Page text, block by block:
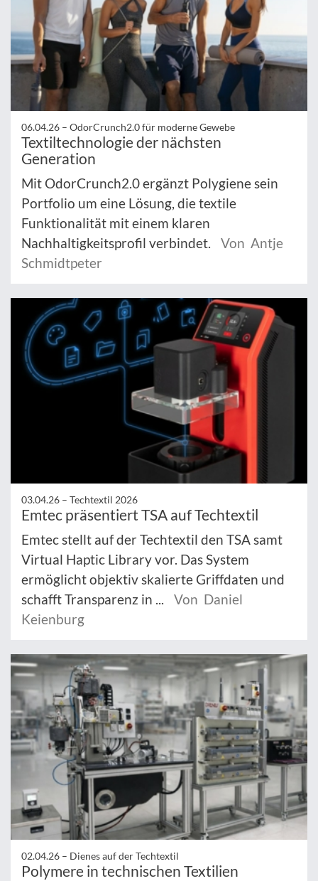
06.04.26 – OdorCrunch2.0 für moderne Gewebe
Textiltechnologie der nächsten
Generation
Mit OdorCrunch2.0 ergänzt Polygiene sein
Portfolio um eine Lösung, die textile
Funktionalität mit einem klaren
Nachhaltigkeitsprofil verbindet.
Von Antje
Schmidtpeter
03.04.26 – Techtextil 2026
Emtec präsentiert TSA auf Techtextil
Emtec stellt auf der Techtextil den TSA samt
Virtual Haptic Library vor. Das System
ermöglicht objektiv skalierte Griffdaten und
schafft Transparenz in ...
Von Daniel
Keienburg
02.04.26 – Dienes auf der Techtextil
Polymere in technischen Textilien